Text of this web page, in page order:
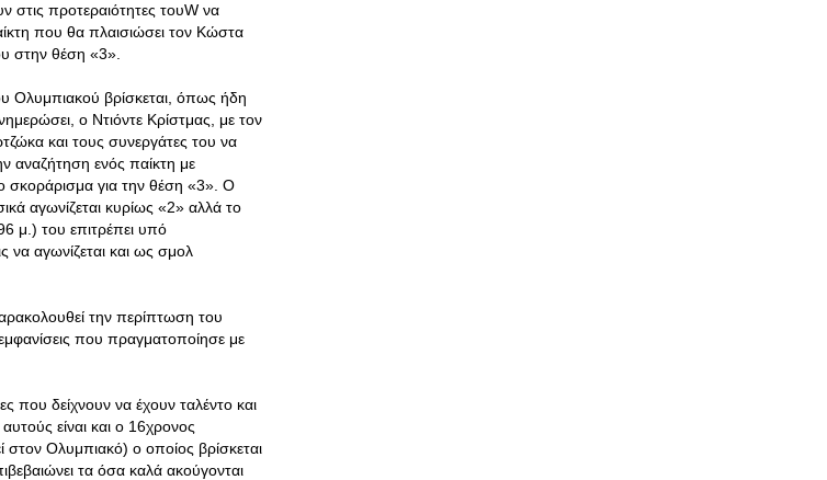
στις προτεραιότητες τουW να
που θα πλαισιώσει τον Κώστα
στην θέση «3».
Ολυμπιακού βρίσκεται, όπως ήδη
ο Ντιόντε Κρίστμας, με τον
και τους συνεργάτες του να
αναζήτηση ενός παίκτη με
σκοράρισμα για την θέση «3». Ο
αγωνίζεται κυρίως «2» αλλά το
μ.) του επιτρέπει υπό
να αγωνίζεται και ως σμολ
την περίπτωση του
που πραγματοποίησε με
που δείχνουν να έχουν ταλέντο και
είναι και ο 16χρονος
στον Ολυμπιακό) ο οποίος βρίσκεται
τα όσα καλά ακούγονται